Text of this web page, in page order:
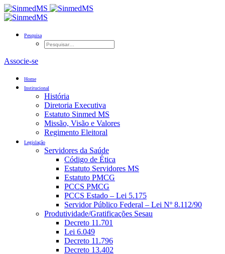
Pesquisa
Associe-se
Home
Institucional
História
Diretoria Executiva
Estatuto Sinmed MS
Missão, Visão e Valores
Regimento Eleitoral
Legislação
Servidores da Saúde
Código de Ética
Estatuto Servidores MS
Estatuto PMCG
PCCS PMCG
PCCS Estado – Lei 5.175
Servidor Público Federal – Lei Nº 8.112/90
Produtividade/Gratificações Sesau
Decreto 11.701
Lei 6.049
Decreto 11.796
Decreto 13.402